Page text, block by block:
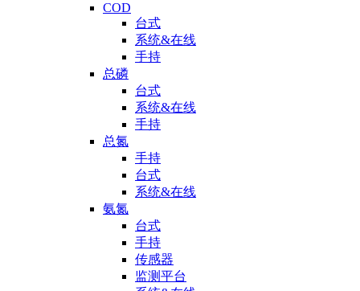
COD
台式
系统&在线
手持
总磷
台式
系统&在线
手持
总氮
手持
台式
系统&在线
氨氮
台式
手持
传感器
监测平台